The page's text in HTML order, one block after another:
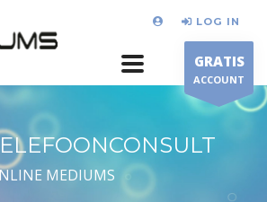
LOG IN
GRATIS
ACCOUNT
MEDIUMS